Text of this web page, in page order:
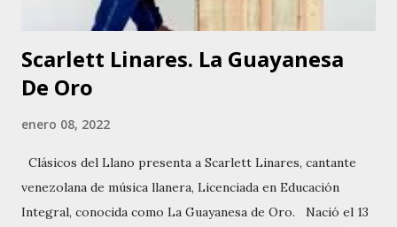
explicó que su padre fue el que s...
Scarlett Linares. La Guayanesa
De Oro
enero 08, 2022
Clásicos del Llano presenta a Scarlett Linares, cantante
venezolana de música llanera, Licenciada en Educación
Integral, conocida como La Guayanesa de Oro. Nació el 13